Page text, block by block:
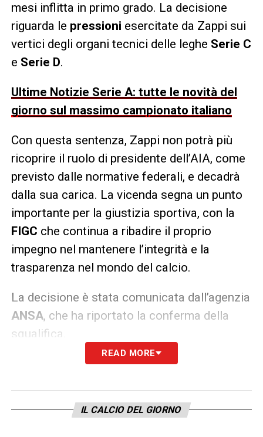
mesi inflitta in primo grado. La decisione
riguarda le pressioni esercitate da Zappi sui
vertici degli organi tecnici delle leghe Serie C
e Serie D.
Ultime Notizie Serie A: tutte le novità del
giorno sul massimo campionato italiano
Con questa sentenza, Zappi non potrà più
ricoprire il ruolo di presidente dell’AIA, come
previsto dalle normative federali, e decadrà
dalla sua carica. La vicenda segna un punto
importante per la giustizia sportiva, con la
FIGC che continua a ribadire il proprio
impegno nel mantenere l’integrità e la
trasparenza nel mondo del calcio.
La decisione è stata comunicata dall’agenzia
ANSA, che ha riportato la conferma della
squalifica.
READ MORE
IL CALCIO DEL GIORNO